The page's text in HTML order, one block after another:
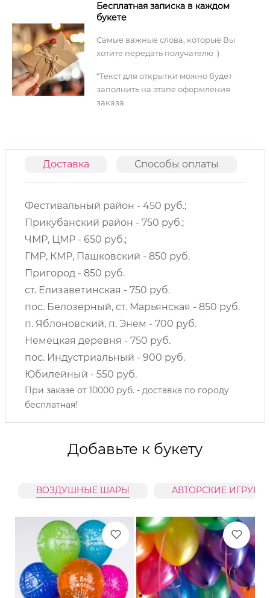
Бесплатная записка в каждом
букете
Самые важные слова, которые Вы
хотите передать получателю :)
*Текст для открытки можно будет
заполнить на этапе оформления
заказа
Доставка Способы оплаты
Фестивальный район - 450 руб.;
Прикубанский район - 750 руб.;
ЧМР, ЦМР - 650 руб.;
ГМР, КМР, Пашковский - 850 руб.
Пригород - 850 руб.
ст. Елизаветинская - 750 руб.
пос. Белозерный, ст. Марьянская - 850 руб.
п. Яблоновский, п. Энем - 700 руб.
Немецкая деревня - 750 руб.
пос. Индустриальный - 900 руб.
Юбилейный - 550 руб.
При заказе от 10000 руб. - доставка по городу
бесплатная!
Добавьте к букету
ВОЗДУШНЫЕ ШАРЫ АВТОРСКИЕ